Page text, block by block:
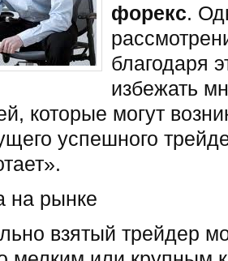
форекс.
благодаря
избежать
которые могут
успешного
на рынке
взятый трейдер